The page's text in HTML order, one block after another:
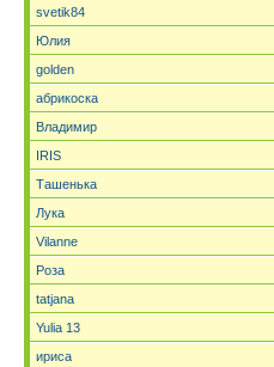
svetik84
Юлия
golden
абрикоска
Владимир
IRIS
Ташенька
Лука
Vilanne
Роза
tatjana
Yulia 13
ириса